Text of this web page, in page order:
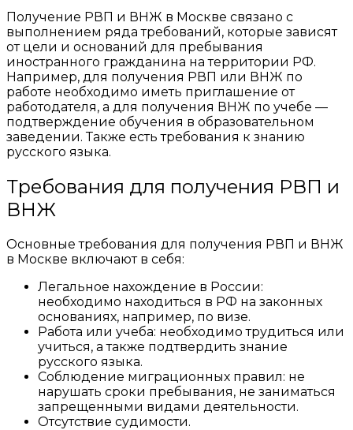
Получение РВП и ВНЖ в Москве связано с
выполнением ряда требований, которые зависят
от цели и оснований для пребывания
иностранного гражданина на территории РФ.
Например, для получения РВП или ВНЖ по
работе необходимо иметь приглашение от
работодателя, а для получения ВНЖ по учебе —
подтверждение обучения в образовательном
заведении. Также есть требования к знанию
русского языка.
Требования для получения РВП и
ВНЖ
Основные требования для получения РВП и ВНЖ
в Москве включают в себя:
Легальное нахождение в России:
необходимо находиться в РФ на законных
основаниях, например, по визе.
Работа или учеба: необходимо трудиться или
учиться, а также подтвердить знание
русского языка.
Соблюдение миграционных правил: не
нарушать сроки пребывания, не заниматься
запрещенными видами деятельности.
Отсутствие судимости.